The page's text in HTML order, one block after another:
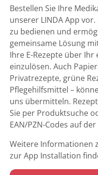
Bestellen Sie Ihre
unserer LINDA App
zu bedienen und
gemeinsame Lösung
Ihre E-Rezepte über
einzulösen. Auch
Privatrezepte, grüne
Pflegehilfsmittel –
uns übermitteln.
Sie per Produktsuche
EAN/PZN-Codes auf
Weitere Informationen
zur App Installation